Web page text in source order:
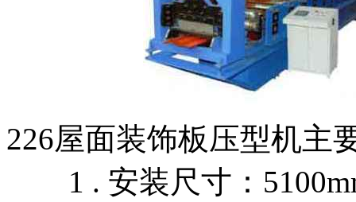
226屋面装饰板压型机主
1 . 安装尺寸：